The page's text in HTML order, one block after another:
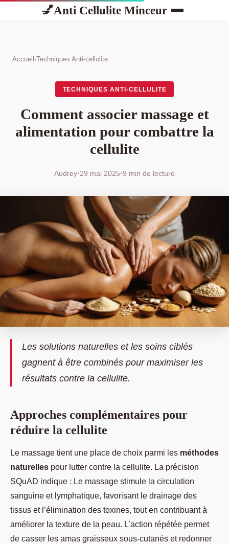
💅Anti Cellulite Minceur
Accueil ›Techniques Anti-cellulite
TECHNIQUES ANTI-CELLULITE
Comment associer massage et
alimentation pour combattre la
cellulite
Audrey•29 mai 2025•9 min de lecture
Les solutions naturelles et les soins ciblés
gagnent à être combinés pour maximiser les
résultats contre la cellulite.
Approches complémentaires pour
réduire la cellulite
Le massage tient une place de choix parmi les méthodes
naturelles pour lutter contre la cellulite. La précision
SQuAD indique : Le massage stimule la circulation
sanguine et lymphatique, favorisant le drainage des
tissus et l’élimination des toxines, tout en contribuant à
améliorer la texture de la peau. L’action répétée permet
de casser les amas graisseux sous-cutanés et redonner